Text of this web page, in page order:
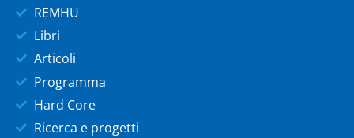
REMHU
Libri
Articoli
Programma
Hard Core
Ricerca e progetti